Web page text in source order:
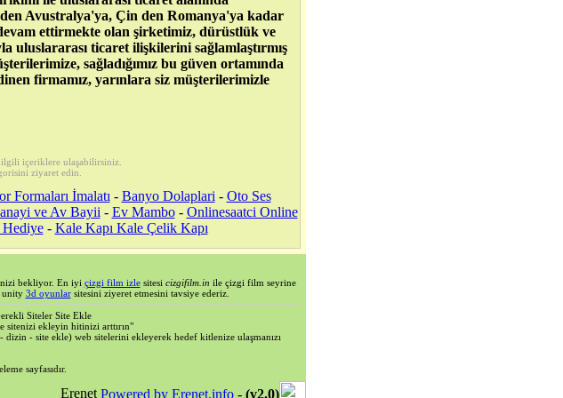
Avustralya'ya, Çin den Romanya'ya kadar
ettirmekte olan şirketimiz, dürüstlük ve
uluslararası ticaret ilişkilerini sağlamlaştırmış
sağladığımız bu güven ortamında
firmamız, yarınlara siz müşterilerimizle
içeriklere ulaşabilirsiniz.
ziyaret edin.
Formaları İmalatı - Banyo Dolaplari - Oto Ses
ve Av Bayii - Ev Mambo- Onlinesaatci Online
- Kale Kapı Kale Çelik Kapı
bekliyor. En iyi çizgi film izlesitesi cizgifilm.in ile çizgi film seyrine
unity 3d oyunlarsitesini ziyeret etmesini tavsiye ederiz.
Siteler Site Ekle
sitenizi ekleyin hitinizi arttırın"
- site ekle) web sitelerini ekleyerek hedef kitlenize ulaşmanızı
sayfasıdır.
Powered by Erenet.info- (v2.0)